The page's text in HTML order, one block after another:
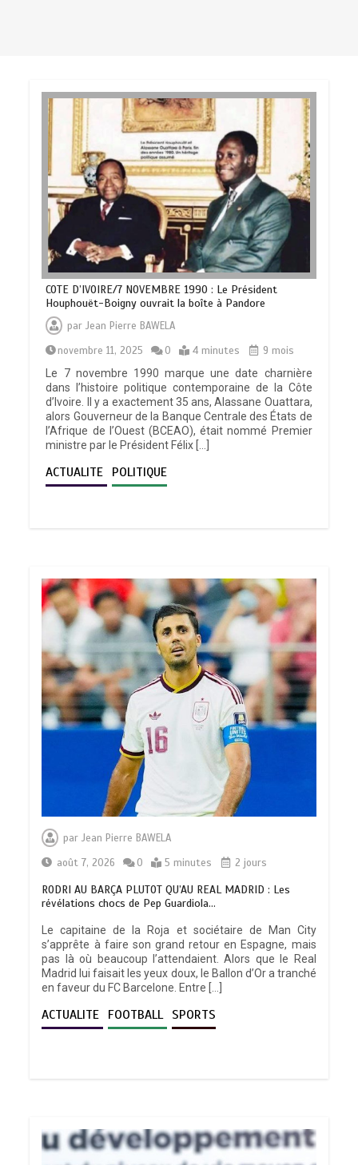
COTE D’IVOIRE/7 NOVEMBRE 1990 : Le Président
Houphouët-Boigny ouvrait la boîte à Pandore
parJean Pierre BAWELA
novembre 11, 2025
0 4 minutes
9 mois
Le 7 novembre 1990 marque une date charnière
dans l’histoire politique contemporaine de la Côte
d’Ivoire. Il y a exactement 35 ans, Alassane Ouattara,
alors Gouverneur de la Banque Centrale des États de
l’Afrique de l’Ouest (BCEAO), était nommé Premier
ministre par le Président Félix […]
ACTUALITE POLITIQUE
parJean Pierre BAWELA
août 7, 2026
0 5 minutes 2 jours
RODRI AU BARÇA PLUTOT QU’AU REAL MADRID : Les
révélations chocs de Pep Guardiola…
Le capitaine de la Roja et sociétaire de Man City
s’apprête à faire son grand retour en Espagne, mais
pas là où beaucoup l’attendaient. Alors que le Real
Madrid lui faisait les yeux doux, le Ballon d’Or a tranché
en faveur du FC Barcelone. Entre […]
ACTUALITE FOOTBALL SPORTS